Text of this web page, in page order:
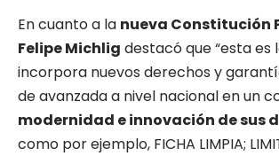
En cuanto a la nueva Constitución
Felipe Michlig destacó que “esta
incorpora nuevos derechos y
de avanzada a nivel nacional en un
modernidad e innovación de sus
como por ejemplo, FICHA LIMPIA;